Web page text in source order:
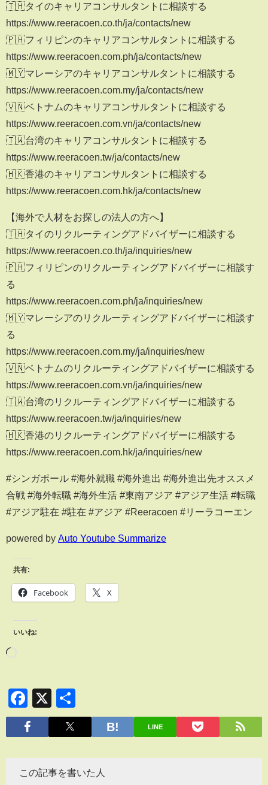
🇹🇭タイのキャリアコンサルタントに相談する
https://www.reeracoen.co.th/ja/contacts/new
🇵🇭フィリピンのキャリアコンサルタントに相談する
https://www.reeracoen.com.ph/ja/contacts/new
🇲🇾マレーシアのキャリアコンサルタントに相談する
https://www.reeracoen.com.my/ja/contacts/new
🇻🇳ベトナムのキャリアコンサルタントに相談する
https://www.reeracoen.com.vn/ja/contacts/new
🇹🇼台湾のキャリアコンサルタントに相談する
https://www.reeracoen.tw/ja/contacts/new
🇭🇰香港のキャリアコンサルタントに相談する
https://www.reeracoen.com.hk/ja/contacts/new
【海外で人材をお探しの法人の方へ】
🇹🇭タイのリクルーティングアドバイザーに相談する
https://www.reeracoen.co.th/ja/inquiries/new
🇵🇭フィリピンのリクルーティングアドバイザーに相談す
る
https://www.reeracoen.com.ph/ja/inquiries/new
🇲🇾マレーシアのリクルーティングアドバイザーに相談す
る
https://www.reeracoen.com.my/ja/inquiries/new
🇻🇳ベトナムのリクルーティングアドバイザーに相談する
https://www.reeracoen.com.vn/ja/inquiries/new
🇹🇼台湾のリクルーティングアドバイザーに相談する
https://www.reeracoen.tw/ja/inquiries/new
🇭🇰香港のリクルーティングアドバイザーに相談する
https://www.reeracoen.com.hk/ja/inquiries/new
#シンガポール #海外就職 #海外進出 #海外進出先オススメ
合戦 #海外転職 #海外生活 #東南アジア #アジア生活 #転職
#アジア駐在 #駐在 #アジア #Reeracoen #リーラコーエン
powered by Auto Youtube Summarize
共有:
Facebook X
いいね:
Facebook
X
有
LINE
この記事を書いた人